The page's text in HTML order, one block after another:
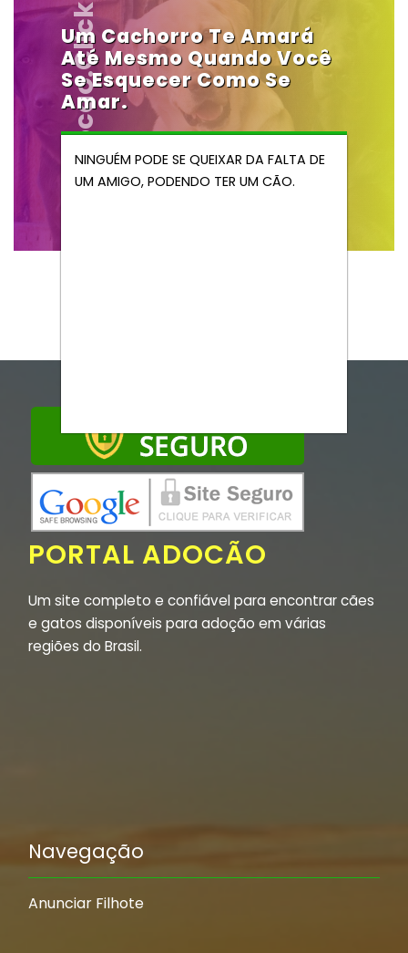
Vendocao.click
Um Cachorro Te Amará
Até Mesmo Quando Você
Se Esquecer Como Se
Amar.
NINGUÉM PODE SE QUEIXAR DA FALTA DE
UM AMIGO, PODENDO TER UM CÃO.
PORTAL ADOCÃO
Um site completo e confiável para encontrar cães
e gatos disponíveis para adoção em várias
regiões do Brasil.
Navegação
Anunciar Filhote